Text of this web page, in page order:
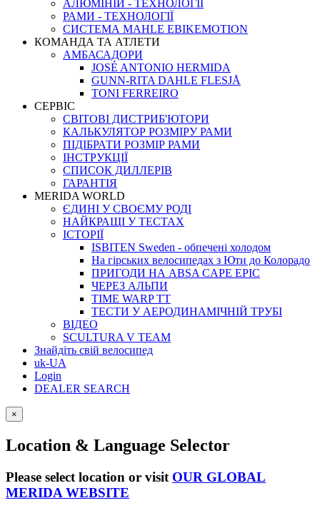
АЛЮМІНІЙ - ТЕХНОЛОГІЇ
РАМИ - ТЕХНОЛОГІЇ
СИСТЕМА MAHLE EBIKEMOTION
КОМАНДА ТА АТЛЕТИ
АМБАСАДОРИ
JOSÉ ANTONIO HERMIDA
GUNN-RITA DAHLE FLESJÅ
TONI FERREIRO
СЕРВІС
СВІТОВІ ДИСТРИБ'ЮТОРИ
КАЛЬКУЛЯТОР РОЗМIРУ РАМИ
ПІДІБРАТИ РОЗМІР РАМИ
IНСТРУКЦIЇ
СПИСОК ДИЛЛЕРІВ
ГАРАНТIЯ
MERIDA WORLD
ЄДИНI У СВОЄМУ РОДI
НАЙКРАЩІ У ТЕСТАХ
ІСТОРІЇ
ISBITEN Sweden - обпечені холодом
На гірських велосипедах з Юти до Колорадо
ПРИГОДИ НА ABSA CAPE EPIC
ЧЕРЕЗ АЛЬПИ
TIME WARP TT
ТЕСТИ У АЕРОДИНАМІЧНІЙ ТРУБІ
ВІДЕО
SCULTURA V TEAM
Знайдіть свій велосипед
uk-UA
Login
DEALER SEARCH
×
Location & Language Selector
Please select location or visit OUR GLOBAL
MERIDA WEBSITE